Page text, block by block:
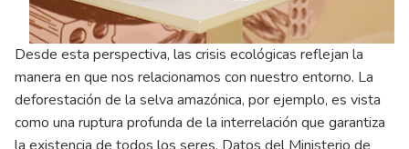
Desde esta perspectiva, las crisis ecológicas reflejan la
manera en que nos relacionamos con nuestro entorno. La
deforestación de la selva amazónica, por ejemplo, es vista
como una ruptura profunda de la interrelación que garantiza